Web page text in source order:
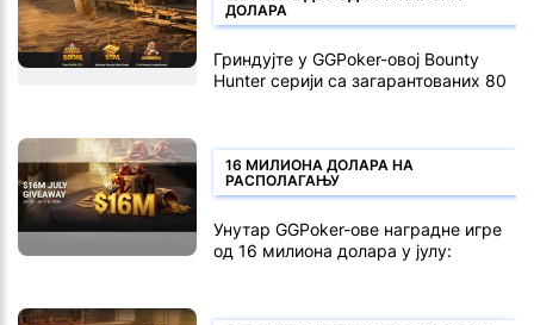
ДОЛАРА
Гриндујте у GGPoker-овој Bounty
Hunter серији са загарантованих 80
16 МИЛИОНА ДОЛАРА НА
РАСПОЛАГАЊУ
Унутар GGPoker-ове наградне игре
од 16 милиона долара у јулу: